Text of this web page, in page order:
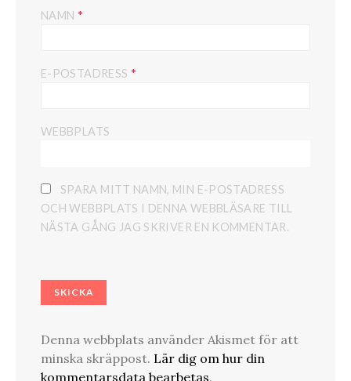
NAMN *
E-POSTADRESS *
WEBBPLATS
SPARA MITT NAMN, MIN E-POSTADRESS
OCH WEBBPLATS I DENNA WEBBLÄSARE TILL
NÄSTA GÅNG JAG SKRIVER EN KOMMENTAR.
Denna webbplats använder Akismet för att
minska skräppost. Lär dig om hur din
kommentarsdata bearbetas.